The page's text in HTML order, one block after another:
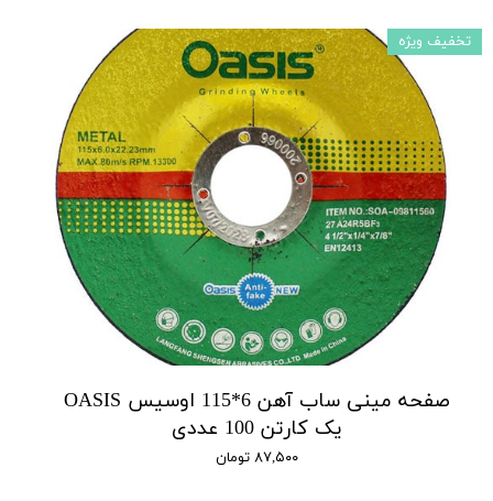
صفحه مینی ساب آهن 6*115 اوسیس OASIS
یک کارتن 100 عددی
۸۷,۵۰۰ تومان
تخفیف ویژه